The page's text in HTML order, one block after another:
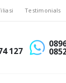
Testimonials
127